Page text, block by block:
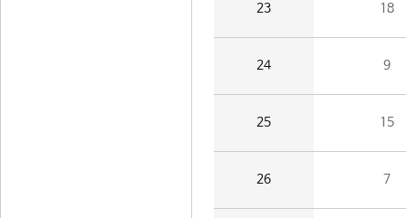
23 18
24 9
25 15
26 7